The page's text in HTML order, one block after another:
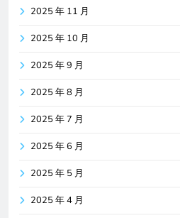
2025 年 11 月
2025 年 10 月
2025 年 9 月
2025 年 8 月
2025 年 7 月
2025 年 6 月
2025 年 5 月
2025 年 4 月